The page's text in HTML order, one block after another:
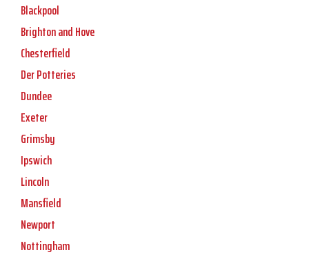
Blackpool
Brighton and Hove
Chesterfield
Der Potteries
Dundee
Exeter
Grimsby
Ipswich
Lincoln
Mansfield
Newport
Nottingham